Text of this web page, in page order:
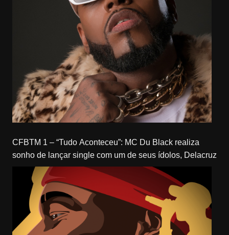
CFBTM 1 – “Tudo Aconteceu”: MC Du Black realiza
sonho de lançar single com um de seus ídolos, Delacruz